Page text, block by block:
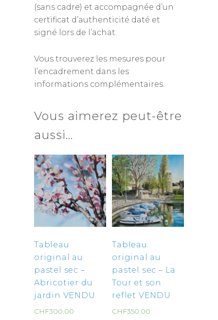
(sans cadre) et accompagnée d’un
certificat d’authenticité daté et
signé lors de l’achat.
Vous trouverez les mesures pour
l’encadrement dans les
informations complémentaires.
Vous aimerez peut-être
aussi…
Tableau
original au
pastel sec –
Abricotier du
jardin VENDU
CHF300.00
Tableau
original au
pastel sec – La
Tour et son
reflet VENDU
CHF350.00